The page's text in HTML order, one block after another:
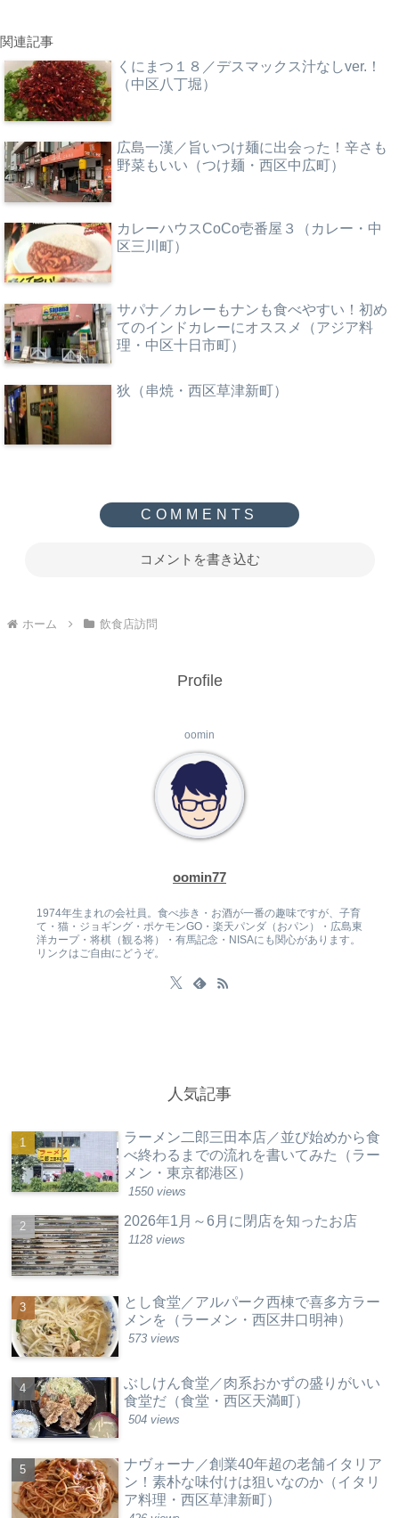
関連記事
くにまつ１８／デスマックス汁なしver.！
（中区八丁堀）
広島一漢／旨いつけ麺に出会った！辛さも
野菜もいい（つけ麺・西区中広町）
カレーハウスCoCo壱番屋３（カレー・中
区三川町）
サパナ／カレーもナンも食べやすい！初め
てのインドカレーにオススメ（アジア料
理・中区十日市町）
狄（串焼・西区草津新町）
コメントを書き込む
ホーム 飲食店訪問
Profile
oomin
oomin77
1974年生まれの会社員。食べ歩き・お酒が一番の趣味ですが、子育
て・猫・ジョギング・ポケモンGO・楽天パンダ（おパン）・広島東
洋カープ・将棋（観る将）・有馬記念・NISAにも関心があります。
リンクはご自由にどうぞ。
人気記事
ラーメン二郎三田本店／並び始めから食
べ終わるまでの流れを書いてみた（ラー
メン・東京都港区）
1550 views
2026年1月～6月に閉店を知ったお店
1128 views
とし食堂／アルパーク西棟で喜多方ラー
メンを（ラーメン・西区井口明神）
573 views
ぶしけん食堂／肉系おかずの盛りがいい
食堂だ（食堂・西区天満町）
504 views
ナヴォーナ／創業40年超の老舗イタリア
ン！素朴な味付けは狙いなのか（イタリ
ア料理・西区草津新町）